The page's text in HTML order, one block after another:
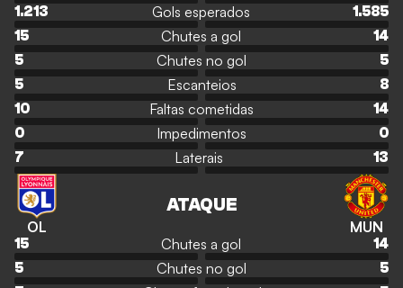
1.213
Gols esperados
1.585
15
Chutes a gol
14
5
Chutes no gol
5
5
Escanteios
8
10
Faltas cometidas
14
0
Impedimentos
0
7
Laterais 13
OL
ATAQUE
MUN
15 Chutes a gol
14
5
Chutes no gol
5